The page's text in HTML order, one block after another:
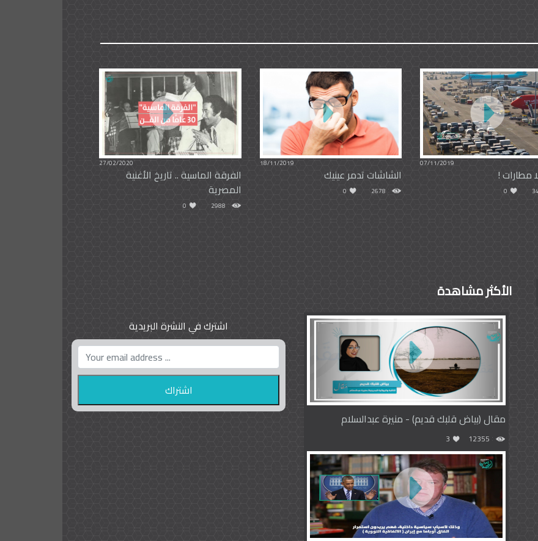
07/11/2019
مطارات !
0
18/11/2019
الشاشات تدمر عينيك
2678
0
27/02/2020
الفرقة الماسية .. تاريخ الأغنية
المصرية
2988
0
الأكثر مشاهدة
مقال (بياض قلبك قديم) - منيرة عبدالسلام
12355
3
اشترك في النشرة البريدية